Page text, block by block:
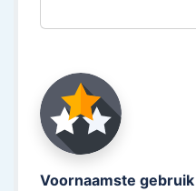
Voornaamste gebruik